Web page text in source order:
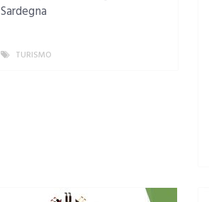
Sardegna
TURISMO